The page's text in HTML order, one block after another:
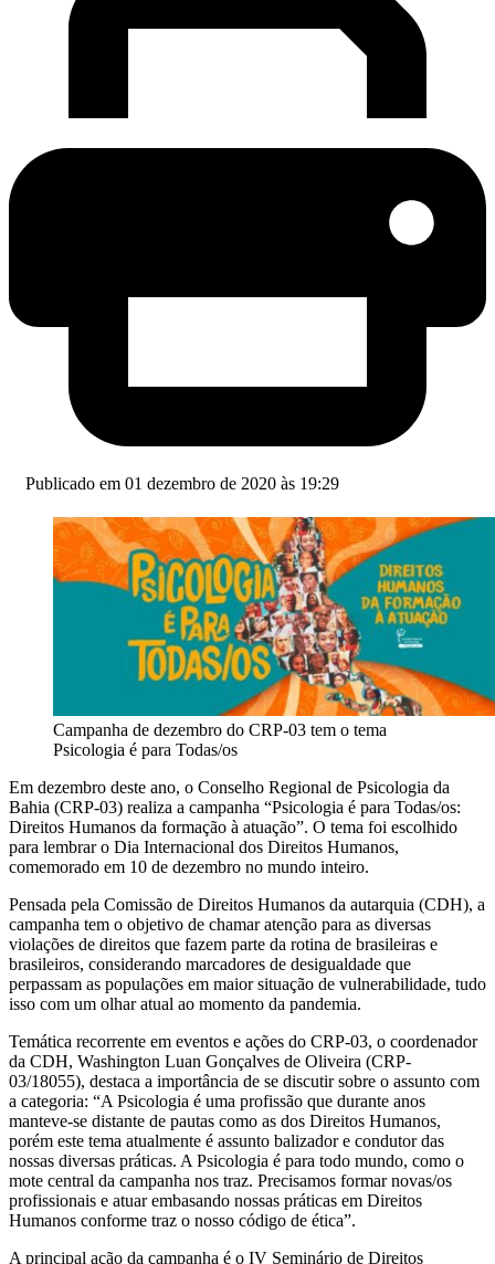
Publicado em 01 dezembro de 2020 às 19:29
Campanha de dezembro do CRP-03 tem o tema
Psicologia é para Todas/os
Em dezembro deste ano, o Conselho Regional de Psicologia da
Bahia (CRP-03) realiza a campanha “Psicologia é para Todas/os:
Direitos Humanos da formação à atuação”. O tema foi escolhido
para lembrar o Dia Internacional dos Direitos Humanos,
comemorado em 10 de dezembro no mundo inteiro.
Pensada pela Comissão de Direitos Humanos da autarquia (CDH), a
campanha tem o objetivo de chamar atenção para as diversas
violações de direitos que fazem parte da rotina de brasileiras e
brasileiros, considerando marcadores de desigualdade que
perpassam as populações em maior situação de vulnerabilidade, tudo
isso com um olhar atual ao momento da pandemia.
Temática recorrente em eventos e ações do CRP-03, o coordenador
da CDH, Washington Luan Gonçalves de Oliveira (CRP-
03/18055), destaca a importância de se discutir sobre o assunto com
a categoria: “A Psicologia é uma profissão que durante anos
manteve-se distante de pautas como as dos Direitos Humanos,
porém este tema atualmente é assunto balizador e condutor das
nossas diversas práticas. A Psicologia é para todo mundo, como o
mote central da campanha nos traz. Precisamos formar novas/os
profissionais e atuar embasando nossas práticas em Direitos
Humanos conforme traz o nosso código de ética”.
A principal ação da campanha é o IV Seminário de Direitos